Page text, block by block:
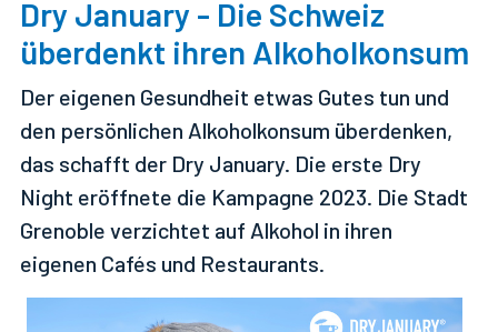
Dry January - Die Schweiz
überdenkt ihren Alkoholkonsum
Der eigenen Gesundheit etwas Gutes tun und
den persönlichen Alkoholkonsum überdenken,
das schafft der Dry January. Die erste Dry
Night eröffnete die Kampagne 2023. Die Stadt
Grenoble verzichtet auf Alkohol in ihren
eigenen Cafés und Restaurants.